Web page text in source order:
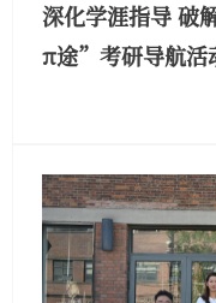
深化学涯指导 破
π途”考研导航活